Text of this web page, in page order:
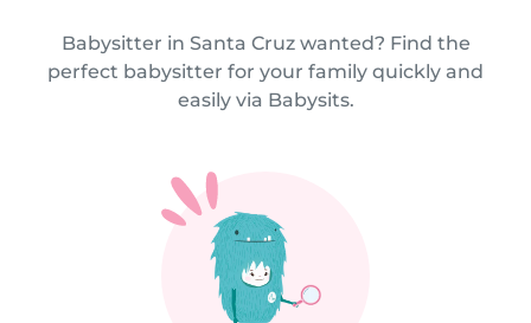
Babysitter in Santa Cruz wanted? Find the
perfect babysitter for your family quickly and
easily via Babysits.